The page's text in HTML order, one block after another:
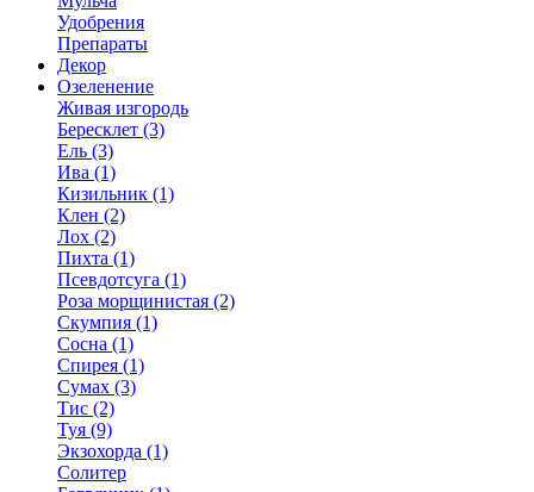
Удобрения
Препараты
Декор
Озеленение
Живая изгородь
Бересклет (3)
Ель (3)
Ива (1)
Кизильник (1)
Клен (2)
Лох (2)
Пихта (1)
Псевдотсуга (1)
Роза морщинистая (2)
Скумпия (1)
Сосна (1)
Спирея (1)
Сумах (3)
Тис (2)
Туя (9)
Экзохорда (1)
Солитер